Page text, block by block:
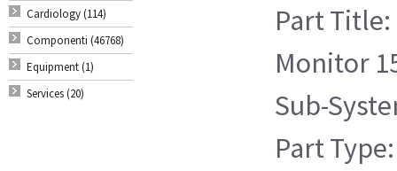
Cardiology (114)
Componenti (46768)
Equipment (1)
Services (20)
Part
Monitor
Sub-
Part